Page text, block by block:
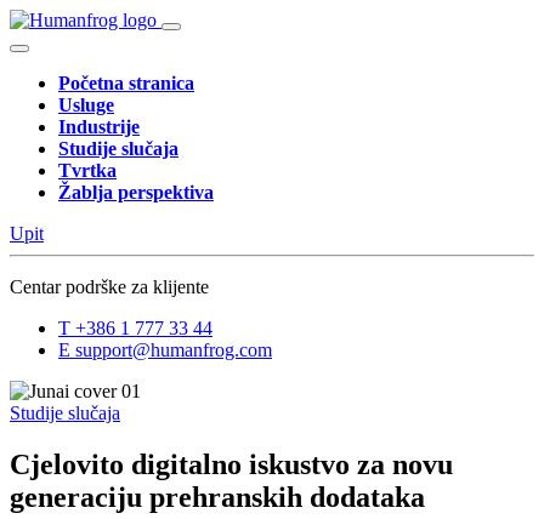
Početna stranica
Usluge
Industrije
Studije slučaja
Tvrtka
Žablja perspektiva
Upit
Centar podrške za klijente
T +386 1 777 33 44
E support@humanfrog.com
Studije slučaja
Cjelovito digitalno iskustvo za novu
generaciju prehranskih dodataka